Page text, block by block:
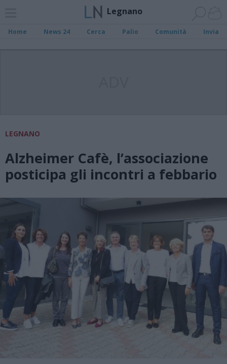
Legnano
Home News 24 Cerca Palio Comunità Invia
LEGNANO
Alzheimer Cafè, l’associazione
posticipa gli incontri a febbario